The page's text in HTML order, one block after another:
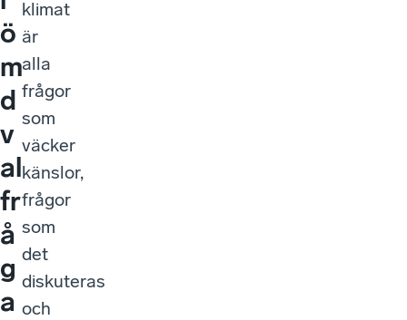
ö
m
d
v
al
fr
å
g
a
klimat
är
alla
frågor
som
väcker
känslor,
frågor
som
det
diskuteras
och